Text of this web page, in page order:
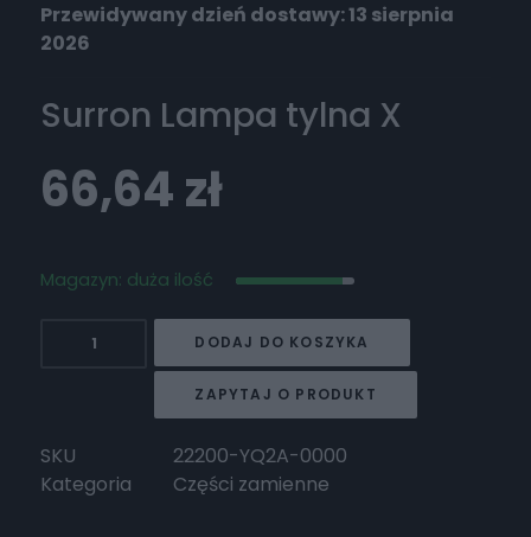
Surron Lampa tylna X
66,64zł
Magazyn: duża ilość
X
DODAJ DO KOSZYKA
ZAPYTAJ O PRODUKT
Przewidywany dzień dostawy: 13 sierpnia
2026
SKU
22200-YQ2A-0000
Kategoria
Części zamienne